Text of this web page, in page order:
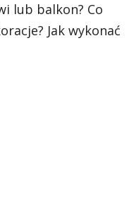
lub balkon? Co
Jak wykonać